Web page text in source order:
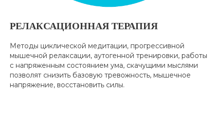
РЕЛАКСАЦИОННАЯ ТЕРАПИЯ
Методы циклической медитации, прогрессивной
мышечной релаксации, аутогенной тренировки, работы
с напряженным состоянием ума, скачущими мыслями
позволят снизить базовую тревожность, мышечное
напряжение, восстановить силы.